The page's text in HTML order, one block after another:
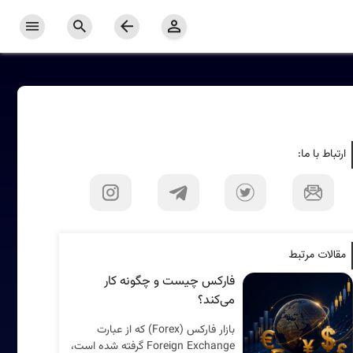
ارتباط با ما:
مقالات مرتبط
فارکس چیست و چگونه کار
می‌کند؟
بازار فارکس (Forex) که از عبارت
Foreign Exchange گرفته شده است،